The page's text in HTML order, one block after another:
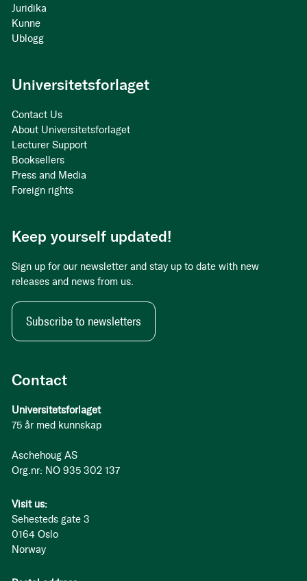
Contact
Universitetsforlaget
75 år med kunnskap
Aschehoug AS
Org.nr: NO 935 302 137
Visit us:
Sehesteds gate 3
0164 Oslo
Norway
Juridika
Kunne
Ublogg
Universitetsforlaget
Contact Us
About Universitetsforlaget
Lecturer Support
Booksellers
Press and Media
Foreign rights
Keep yourself updated!
Sign up for our newsletter and stay up to date with new
releases and news from us.
Subscribe to newsletters